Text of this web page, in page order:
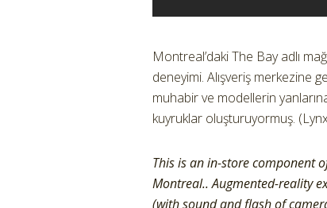
Montreal’daki The Bay adlı
deneyimi. Alışveriş merkezine
muhabir ve modellerin
kuyruklar oluşturuyormuş.
This is an in-store component
Montreal.. Augmented-reality
(with sound and flash of